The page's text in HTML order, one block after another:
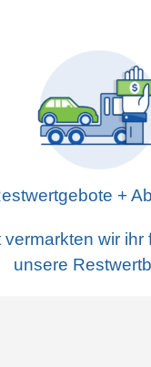
+
wir
unsere